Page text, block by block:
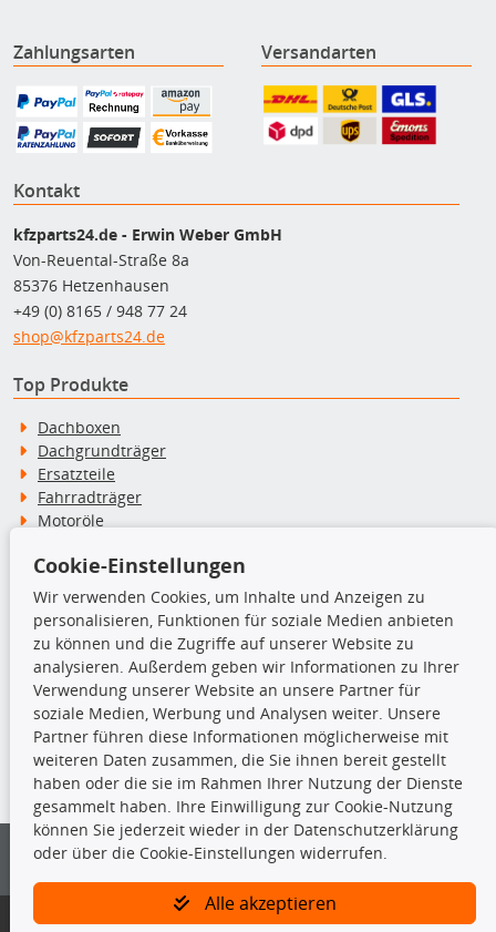
Zahlungsarten Versandarten
Kontakt
kfzparts24.de - Erwin Weber GmbH
Von-Reuental-Straße 8a
85376 Hetzenhausen
+49 (0) 8165 / 948 77 24
shop@kfzparts24.de
Top Produkte
Dachboxen
Dachgrundträger
Ersatzteile
Fahrradträger
Motoröle
Schneeketten
TecDoc Inside
Die hier angezeigten Daten insbesondere die gesamte Datenbank dürfen
nicht kopiert werden.
Es ist zu unterlassen, die Daten oder die gesamte Datenbank ohne
vorherige Zustimmung von TecDoc zu vervielfältigen, zu verbreiten
und/oder diese Handlungen durch Dritte ausführen zu lassen. Ein
Bitte prüfen Sie, ob das über unseren Onlineshop identifizierte Ersatzteil
Cookie-Einstellungen
Wir verwenden Cookies, um Inhalte und Anzeigen zu
personalisieren, Funktionen für soziale Medien anbieten
zu können und die Zugriffe auf unserer Website zu
analysieren. Außerdem geben wir Informationen zu Ihrer
Verwendung unserer Website an unsere Partner für
soziale Medien, Werbung und Analysen weiter. Unsere
Partner führen diese Informationen möglicherweise mit
weiteren Daten zusammen, die Sie ihnen bereit gestellt
haben oder die sie im Rahmen Ihrer Nutzung der Dienste
gesammelt haben. Ihre Einwilligung zur Cookie-Nutzung
können Sie jederzeit wieder in der Datenschutzerklärung
oder über die Cookie-Einstellungen widerrufen.
Alle akzeptieren